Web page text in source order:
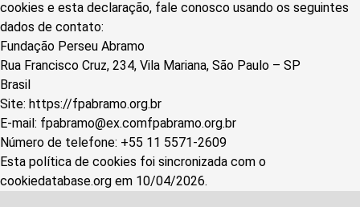
cookies e esta declaração, fale conosco usando os seguintes
dados de contato:
Fundação Perseu Abramo
Rua Francisco Cruz, 234, Vila Mariana, São Paulo – SP
Brasil
Site: https://fpabramo.org.br
E-mail: fpabramo@ex.comfpabramo.org.br
Número de telefone: +55 11 5571-2609
Esta política de cookies foi sincronizada com o
cookiedatabase.org em 10/04/2026.